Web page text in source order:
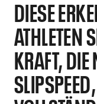
DIESE
ATHLETEN
KRAFT,